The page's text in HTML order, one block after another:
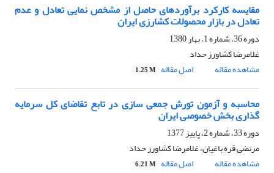
مقایسه کارکرد برآوردهای حاصل از مشخص نمایی تعادل و عدم
تعادل در بازار محصولات کشارزی ایران
دوره 36، شماره 1، بهار 1380
غلامرضا کشاورز حداد
مشاهده مقاله
اصل مقاله 1.25 M
محاسبه و آزمون تورش جمعی سازی در تابع تقاضای کل سرمایه
گذاری بخش خصوصی ایران
دوره 33، شماره 2، پاییز 1377
مرتضی قره باغیان، غلامرضا کشاورز حداد
مشاهده مقاله
اصل مقاله 6.21 M